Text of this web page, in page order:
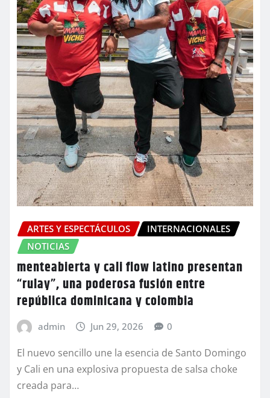
ARTES Y ESPECTÁCULOS
INTERNACIONALES
NOTICIAS
menteabierta y cali flow latino presentan
“rulay”, una poderosa fusión entre
república dominicana y colombia
admin Jun 29, 2026 0
El nuevo sencillo une la esencia de Santo Domingo
y Cali en una explosiva propuesta de salsa choke
creada para…